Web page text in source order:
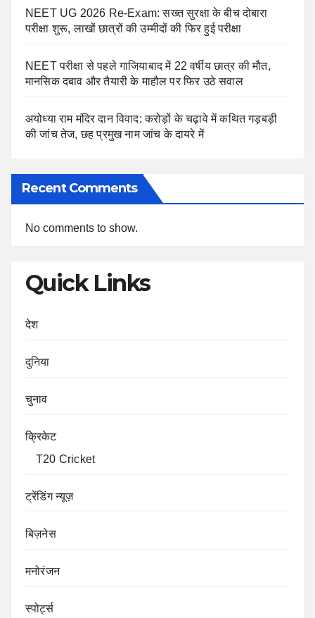
NEET UG 2026 Re-Exam: सख्त सुरक्षा के बीच दोबारा
परीक्षा शुरू, लाखों छात्रों की उम्मीदों की फिर हुई परीक्षा
NEET परीक्षा से पहले गाजियाबाद में 22 वर्षीय छात्र की मौत,
मानसिक दबाव और तैयारी के माहौल पर फिर उठे सवाल
अयोध्या राम मंदिर दान विवाद: करोड़ों के चढ़ावे में कथित गड़बड़ी
की जांच तेज, छह प्रमुख नाम जांच के दायरे में
Recent Comments
No comments to show.
Quick Links
देश
दुनिया
चुनाव
क्रिकेट
T20 Cricket
ट्रेंडिंग न्यूज़
बिज़नेस
मनोरंजन
स्पोर्ट्स